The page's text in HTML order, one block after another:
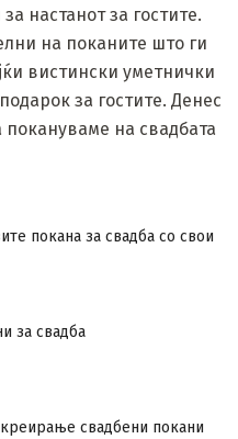
настанот за гостите.
на поканите што ги
вистински уметнички
за гостите. Денес
покануваме на свадбата
покана за свадба со свои
за свадба
свадбени покани